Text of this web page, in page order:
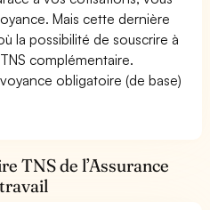
Mais cette dernière
la possibilité de souscrire à
complémentaire.
obligatoire (de base)
TNS de l’Assurance